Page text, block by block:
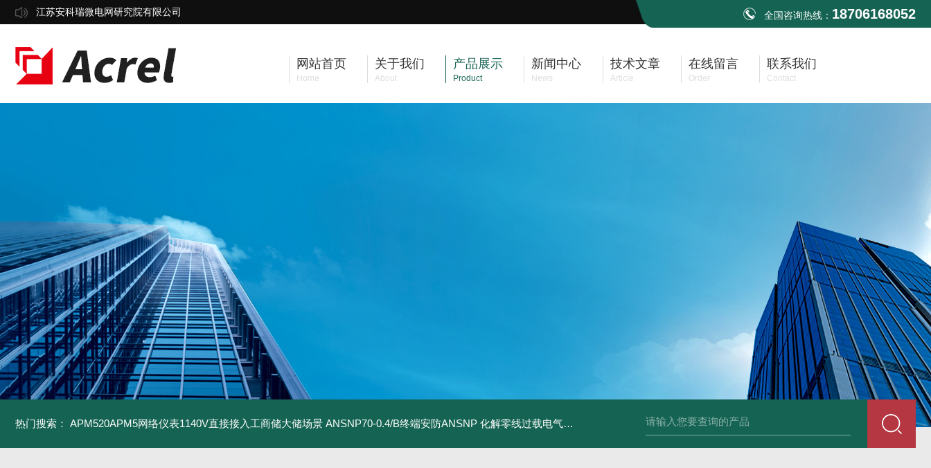
江苏安科瑞微电网研究院有限公司 全国咨询热线： 18706168052
网站首页
Home
关于我们
About
产品展示
Product
新闻中心
News
技术文章
Article
在线留言
Order
联系我们
Contact
热门搜索： APM520APM5网络仪表1140V直接接入工商储大储场景 ANSNP70-0.4/B终端安防ANSNP 化解零线过载电气隐患案例 ANSNP70-0.4/B终端安防ANSNP 化解零线过载电气隐患 数据冻结